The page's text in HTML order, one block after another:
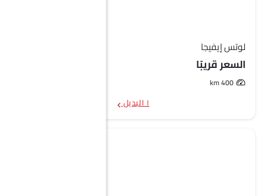
لوتس إيفيجا
السعر قريبًا
400 km
١ البديل